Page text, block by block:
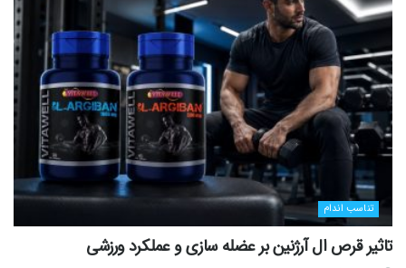
تناسب اندام
تاثیر قرص ال آرژنین بر عضله سازی و عملکرد ورزشی